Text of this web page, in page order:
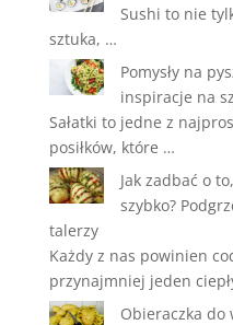
Sushi to nie
sztuka, …
Pomysły na
inspiracje na
Sałatki to jedne z
posiłków, które …
Jak zadbać o
szybko?
talerzy
Każdy z nas powinien
przynajmniej jeden
Obieraczka do